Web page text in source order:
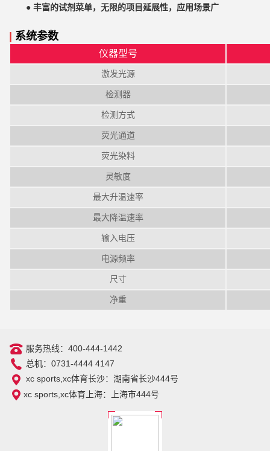
● 丰富的试剂菜单，无限的项目延展性，应用场景广
| 系统参数
仪器型号
激发光源
检测器
检测方式
荧光通道
荧光染料
灵敏度
最大升温速率
最大降温速率
输入电压
电源频率
尺寸
净重
服务热线：400-444-1442
总机：0731-4444 4147
xc sports,xc体育长沙：湖南省长沙444号
xc sports,xc体育上海：上海市444号